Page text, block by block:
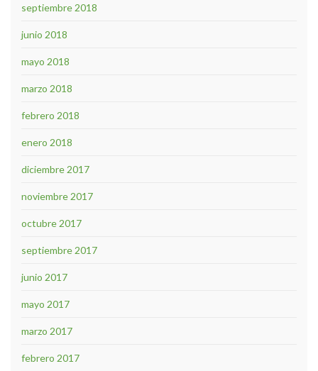
septiembre 2018
junio 2018
mayo 2018
marzo 2018
febrero 2018
enero 2018
diciembre 2017
noviembre 2017
octubre 2017
septiembre 2017
junio 2017
mayo 2017
marzo 2017
febrero 2017